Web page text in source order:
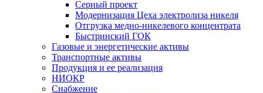
Серный проект
Модернизация Цеха электролиза никеля
Отгрузка медно-никелевого концентрата
Быстринский ГОК
Газовые и энергетические активы
Транспортные активы
Продукция и ее реализация
НИОКР
Снабжение